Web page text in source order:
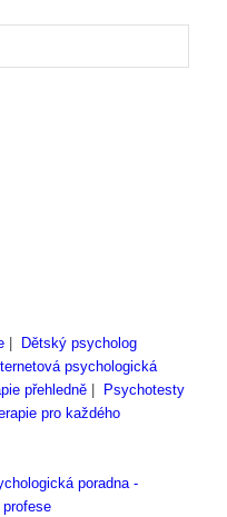
|
Dětský psycholog
psychologická
přehledně|
Psychotesty
pro každého
poradna -